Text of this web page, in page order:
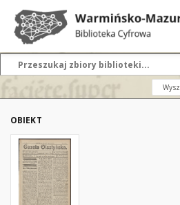
OBIEKT